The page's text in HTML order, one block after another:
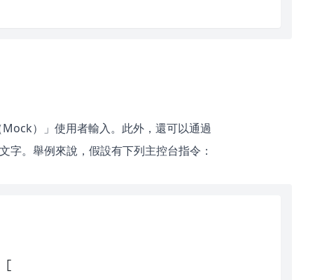
）」使用者輸入。此外，還可以通過
字。舉例來說，假設有下列主控台指令：
[